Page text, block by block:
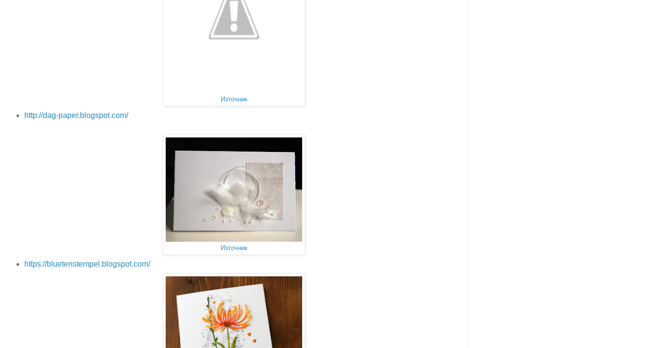
Източник
http://dag-paper.blogspot.com/
Източник
https://bluetenstempel.blogspot.com/